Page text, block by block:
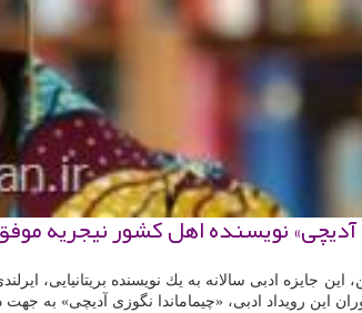
نویسنده اهل كشور نیجریه موفق
این جایزه ادبی سالانه به یك نویسنده بریتانیایی،
این رویداد ادبی، «چیماماندا نگوزی آدیچی»